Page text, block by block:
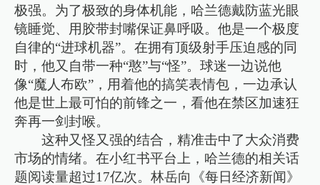
极强。为了极致的身体机能，哈兰德戴防蓝光眼
镜睡觉、用胶带封嘴保证鼻呼吸。他是一个极度
自律的“进球机器”。在拥有顶级射手压迫感的同
时，他又自带一种“憨”与“怪”。球迷一边说他
像“魔人布欧”，用着他的搞笑表情包，一边承认
他是世上最可怕的前锋之一，看他在禁区加速狂
奔再一剑封喉。
这种又怪又强的结合，精准击中了大众消费
市场的情绪。在小红书平台上，哈兰德的相关话
题阅读量超过17亿次。林岳向《每日经济新闻》